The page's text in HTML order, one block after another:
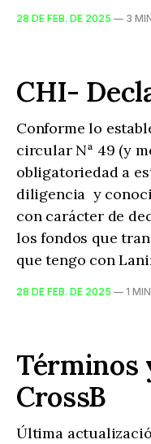
28 DE FEB. DE 2025 — 3
CHI-
Conforme lo
circular Nª 49 (y
obligatoriedad a
diligencia y
con carácter de
los fondos que
que tengo con
28 DE FEB. DE 2025 — 1
Términos
CrossB
Última